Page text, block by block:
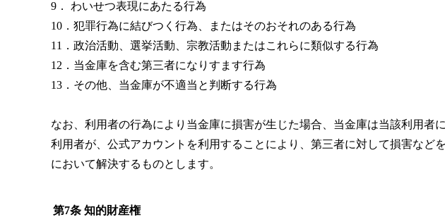
9 ． わいせつ表現にあたる行為
10 ．犯罪行為に結びつく行為、またはそのおそれのある行為
11 ．政治活動、選挙活動、宗教活動またはこれらに類似する行為
12 ．当金庫を含む第三者になりすます行為
13 ．その他、当金庫が不適当と判断する行為
なお、利用者の行為により当金庫に損害が生じた場合、当金庫は当該利用者
利用者が、公式アカウントを利用することにより、第三者に対して損害など
において解決するものとします。
第7条 知的財産権